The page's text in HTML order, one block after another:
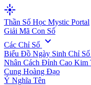
flare
Thần Số Học Mystic Portal
Giải Mã Con Số
Các Chỉ Số expand_more
Biểu Đồ Ngày Sinh Chỉ
Nhân Cách Đỉnh Cao Kim
Cung Hoàng Đạo
Ý Nghĩa Tên